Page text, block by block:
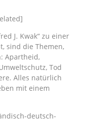
J. Kwak“ zu einer
sind die Themen,
Apartheid,
Tod
Alles natürlich
mit einem
deutsch-